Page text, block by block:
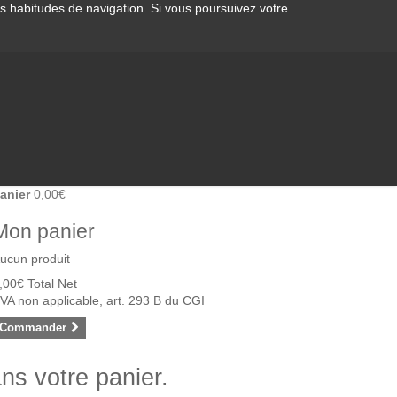
habitudes de navigation. Si vous poursuivez votre
0,00€
panier
produit
Total Net
non applicable, art. 293 B du CGI
Commander
votre panier.